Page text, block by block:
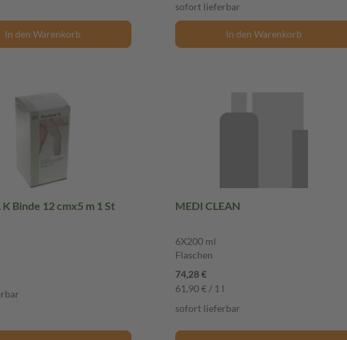
In den Warenkorb
sofort lieferbar
In den Warenkorb
K Binde 12 cmx5 m 1 St
MEDI CLEAN
6X200 ml
Flaschen
74,28 €
61,90 € / 1 l
sofort lieferbar